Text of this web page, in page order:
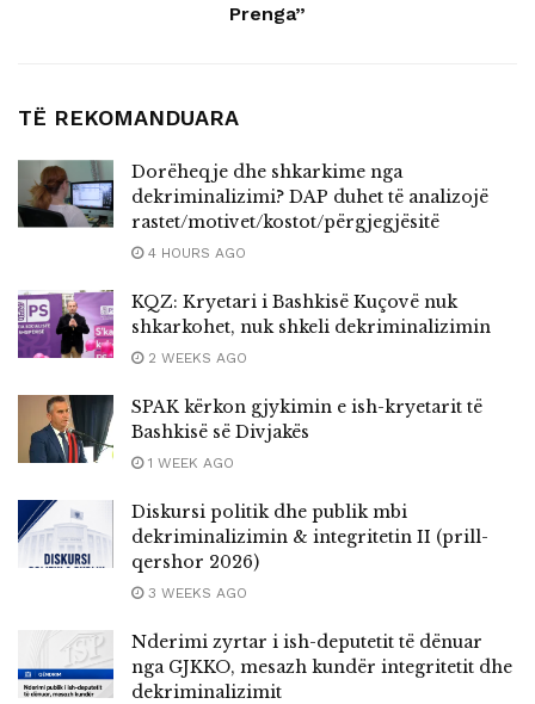
Prenga”
TË REKOMANDUARA
Dorëheqje dhe shkarkime nga
dekriminalizimi? DAP duhet të analizojë
rastet/motivet/kostot/përgjegjësitë
4 HOURS AGO
KQZ: Kryetari i Bashkisë Kuçovë nuk
shkarkohet, nuk shkeli dekriminalizimin
2 WEEKS AGO
SPAK kërkon gjykimin e ish-kryetarit të
Bashkisë së Divjakës
1 WEEK AGO
Diskursi politik dhe publik mbi
dekriminalizimin & integritetin II (prill-
qershor 2026)
3 WEEKS AGO
Nderimi zyrtar i ish-deputetit të dënuar
nga GJKKO, mesazh kundër integritetit dhe
dekriminalizimit